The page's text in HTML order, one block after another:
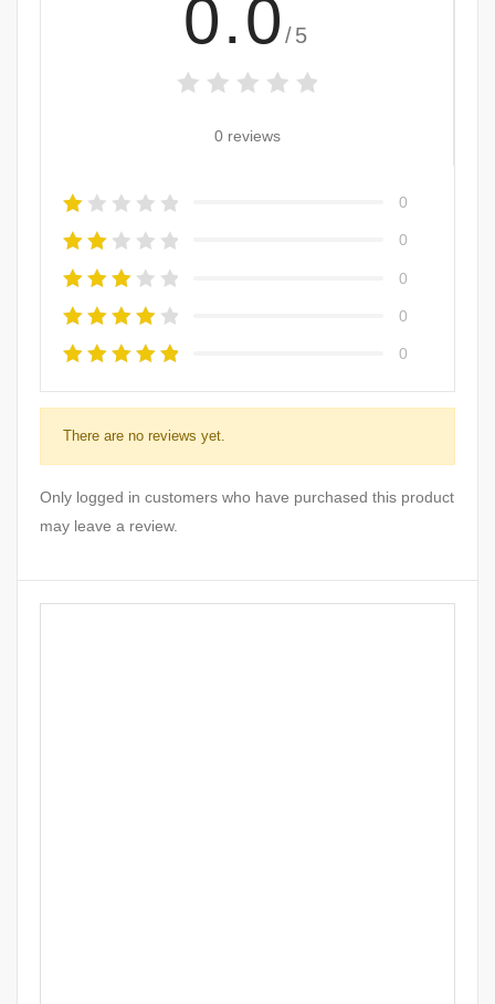
0.0 /5
0 reviews
0
0
0
0
0
There are no reviews yet.
Only logged in customers who have purchased this product
may leave a review.